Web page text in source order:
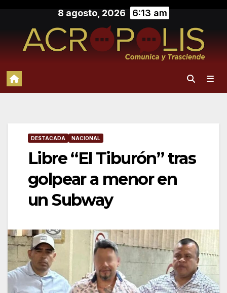
contenido
8 agosto, 2026 6:13 am
DESTACADA NACIONAL
Libre “El Tiburón” tras
golpear a menor en
un Subway